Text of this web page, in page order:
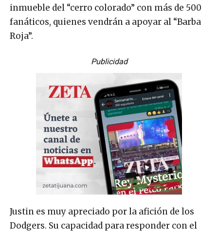
inmueble del “cerro colorado” con más de 500
fanáticos, quienes vendrán a apoyar al “Barba
Roja”.
Publicidad
Justin es muy apreciado por la afición de los
Dodgers. Su capacidad para responder con el